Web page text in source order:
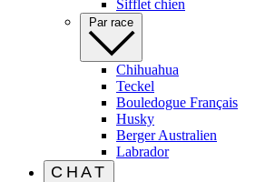
Sifflet chien
Par race
Chihuahua
Teckel
Bouledogue Français
Husky
Berger Australien
Labrador
CHAT